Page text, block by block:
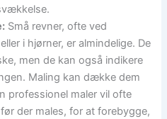
Små revner, ofte ved
i hjørner, er almindelige. De
men de kan også indikere
Maling kan dække dem
professionel maler vil ofte
der males, for at forebygge,